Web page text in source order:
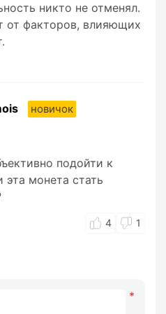
никто не отменял.
от факторов, влияющих
новичок
подойти к
монета стать
4 1